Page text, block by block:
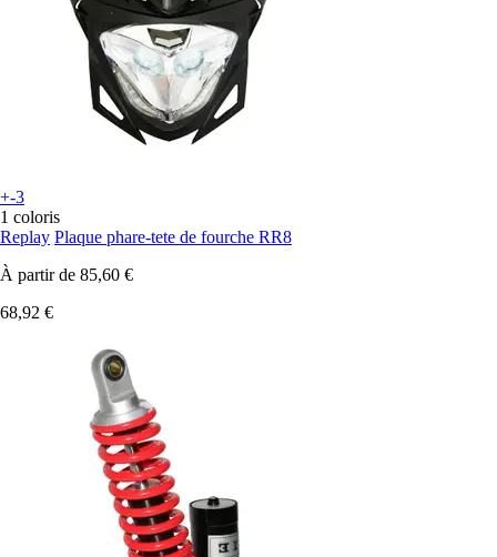
+-3
1 coloris
Replay Plaque phare-tete de fourche RR8
À partir de 85,60 €
68,92 €